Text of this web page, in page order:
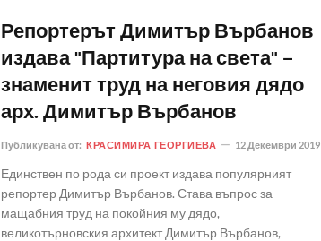
Репортерът Димитър Върбанов
издава "Партитура на света" –
знаменит труд на неговия дядо
арх. Димитър Върбанов
Публикувана от: КРАСИМИРА ГЕОРГИЕВА 12 Декември 2019
Единствен по рода си проект издава популярният
репортер Димитър Върбанов. Става въпрос за
мащабния труд на покойния му дядо,
великотърновския архитект Димитър Върбанов,